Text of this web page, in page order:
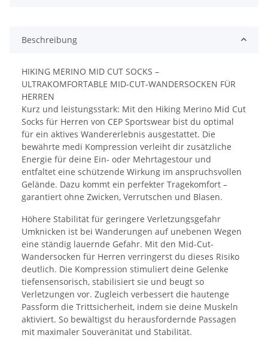
Beschreibung
HIKING MERINO MID CUT SOCKS –
ULTRAKOMFORTABLE MID-CUT-WANDERSOCKEN FÜR
HERREN
Kurz und leistungsstark: Mit den Hiking Merino Mid Cut
Socks für Herren von CEP Sportswear bist du optimal
für ein aktives Wandererlebnis ausgestattet. Die
bewährte medi Kompression verleiht dir zusätzliche
Energie für deine Ein- oder Mehrtagestour und
entfaltet eine schützende Wirkung im anspruchsvollen
Gelände. Dazu kommt ein perfekter Tragekomfort –
garantiert ohne Zwicken, Verrutschen und Blasen.
Höhere Stabilität für geringere Verletzungsgefahr
Umknicken ist bei Wanderungen auf unebenen Wegen
eine ständig lauernde Gefahr. Mit den Mid-Cut-
Wandersocken für Herren verringerst du dieses Risiko
deutlich. Die Kompression stimuliert deine Gelenke
tiefensensorisch, stabilisiert sie und beugt so
Verletzungen vor. Zugleich verbessert die hautenge
Passform die Trittsicherheit, indem sie deine Muskeln
aktiviert. So bewältigst du herausfordernde Passagen
mit maximaler Souveränität und Stabilität.